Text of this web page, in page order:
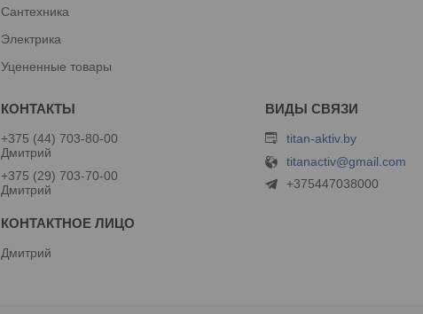
Сантехника
Электрика
Уцененные товары
+375 (44) 703-80-00
Дмитрий
+375 (29) 703-70-00
Дмитрий
Дмитрий
titan-aktiv.by
titanactiv@gmail.com
+375447038000